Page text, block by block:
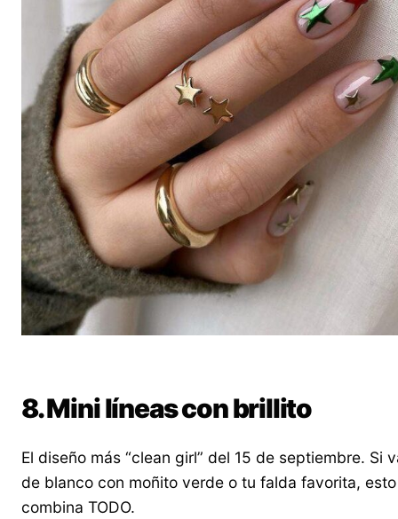
8. Mini líneas con brillito
El diseño más “clean girl” del 15 de septiembre. Si
de blanco con moñito verde o tu falda favorita,
combina TODO.